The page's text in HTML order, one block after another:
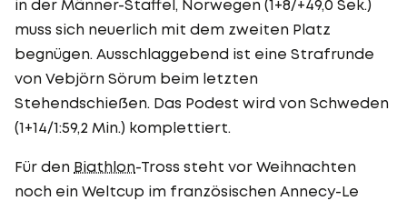
in der Männer-Staffel, Norwegen (1+8/+49,0 Sek.)
muss sich neuerlich mit dem zweiten Platz
begnügen. Ausschlaggebend ist eine Strafrunde
von Vebjörn Sörum beim letzten
Stehendschießen. Das Podest wird von Schweden
(1+14/1:59,2 Min.) komplettiert.
Für den Biathlon-Tross steht vor Weihnachten
noch ein Weltcup im französischen Annecy-Le